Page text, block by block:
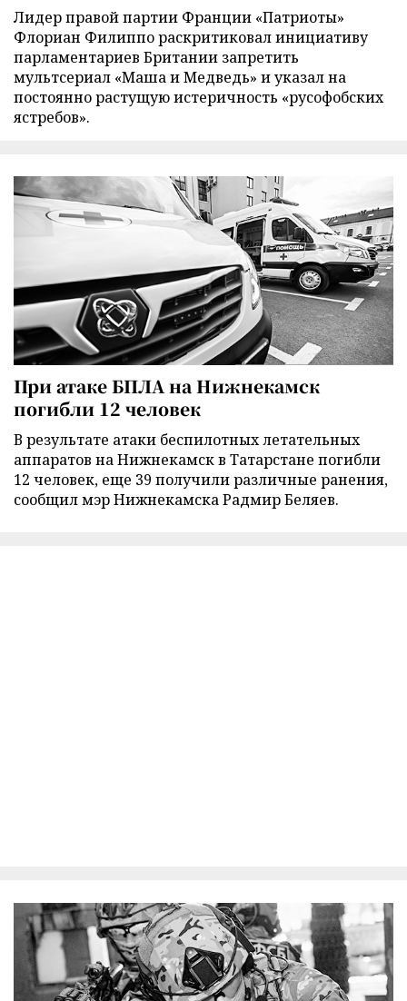
Лидер правой партии Франции «Патриоты»
Флориан Филиппо раскритиковал инициативу
парламентариев Британии запретить
мультсериал «Маша и Медведь» и указал на
постоянно растущую истеричность «русофобских
ястребов».
При атаке БПЛА на Нижнекамск
погибли 12 человек
В результате атаки беспилотных летательных
аппаратов на Нижнекамск в Татарстане погибли
12 человек, еще 39 получили различные ранения,
сообщил мэр Нижнекамска Радмир Беляев.